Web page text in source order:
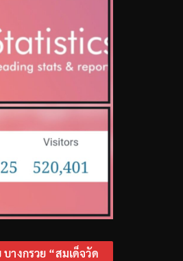
บางกรวย “สมเด็จวัด